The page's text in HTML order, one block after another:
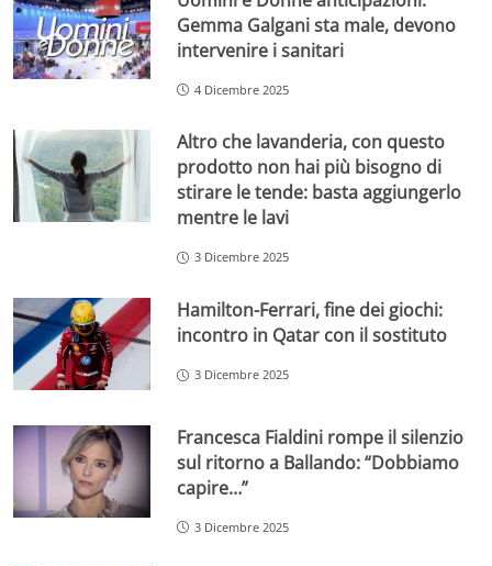
Gemma Galgani sta male, devono
intervenire i sanitari
4 Dicembre 2025
Altro che lavanderia, con questo
prodotto non hai più bisogno di
stirare le tende: basta aggiungerlo
mentre le lavi
3 Dicembre 2025
Hamilton-Ferrari, fine dei giochi:
incontro in Qatar con il sostituto
3 Dicembre 2025
Francesca Fialdini rompe il silenzio
sul ritorno a Ballando: “Dobbiamo
capire…”
3 Dicembre 2025